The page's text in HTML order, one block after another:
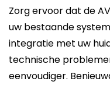
Zorg ervoor dat de
uw bestaande
integratie met uw
technische
eenvoudiger.